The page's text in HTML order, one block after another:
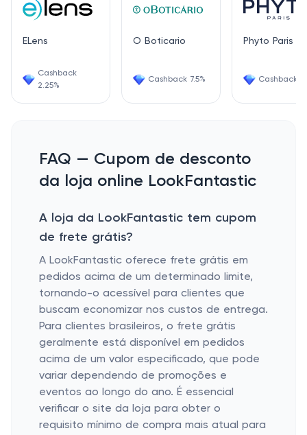
ELens
Cashback
2.25%
O Boticario
Cashback 7.5%
Phyto Paris
Cashback
FAQ — Cupom de desconto
da loja online LookFantastic
A loja da LookFantastic tem cupom
de frete grátis?
A LookFantastic oferece frete grátis em
pedidos acima de um determinado limite,
tornando-o acessível para clientes que
buscam economizar nos custos de entrega.
Para clientes brasileiros, o frete grátis
geralmente está disponível em pedidos
acima de um valor especificado, que pode
variar dependendo de promoções e
eventos ao longo do ano. É essencial
verificar o site da loja para obter o
requisito mínimo de compra mais atual para